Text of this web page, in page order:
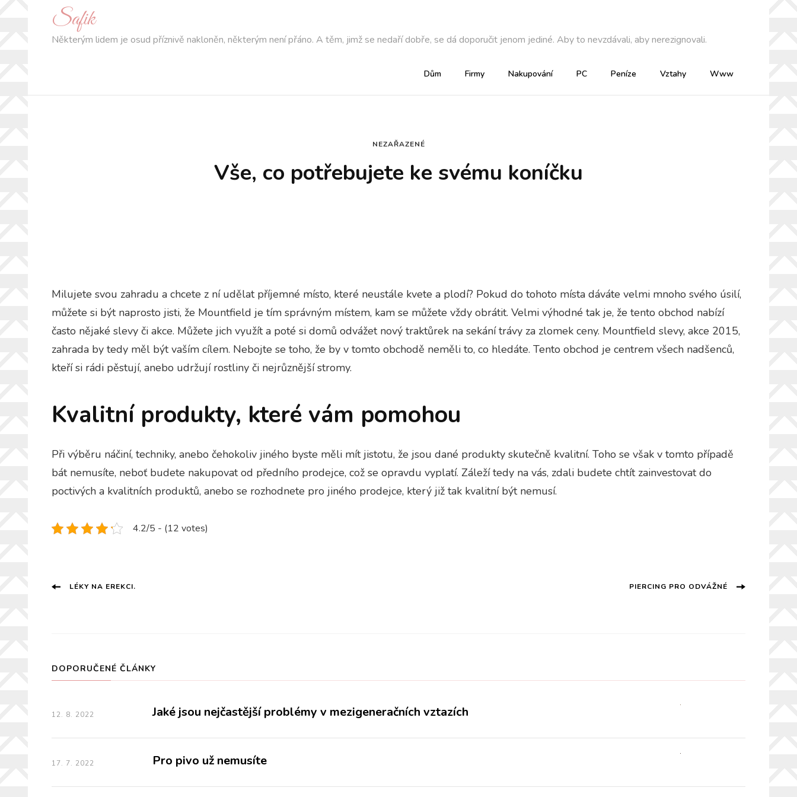
Safik
Některým lidem je osud příznivě nakloněn, některým není přáno. A těm, jimž se nedaří dobře, se dá doporučit jenom jediné. Aby to nevzdávali, aby nerezignovali.
Dům Firmy Nakupování PC Peníze Vztahy Www
NEZAŘAZENÉ
Vše, co potřebujete ke svému koníčku
Milujete svou zahradu a chcete z ní udělat příjemné místo, které neustále kvete a plodí? Pokud do tohoto místa dáváte velmi mnoho svého úsilí,
můžete si být naprosto jisti, že Mountfield je tím správným místem, kam se můžete vždy obrátit. Velmi výhodné tak je, že tento obchod nabízí
často nějaké slevy či akce. Můžete jich využít a poté si domů odvážet nový traktůrek na sekání trávy za zlomek ceny. Mountfield slevy, akce 2015,
zahrada by tedy měl být vaším cílem. Nebojte se toho, že by v tomto obchodě neměli to, co hledáte. Tento obchod je centrem všech nadšenců,
kteří si rádi pěstují, anebo udržují rostliny či nejrůznější stromy.
Kvalitní produkty, které vám pomohou
Při výběru náčiní, techniky, anebo čehokoliv jiného byste měli mít jistotu, že jsou dané produkty skutečně kvalitní. Toho se však v tomto případě
bát nemusíte, neboť budete nakupovat od předního prodejce, což se opravdu vyplatí. Záleží tedy na vás, zdali budete chtít zainvestovat do
poctivých a kvalitních produktů, anebo se rozhodnete pro jiného prodejce, který již tak kvalitní být nemusí.
4.2/5 - (12 votes)
Navigace
LÉKY NA EREKCI. PIERCING PRO ODVÁŽNÉ
DOPORUČENÉ ČLÁNKY
12. 8. 2022 Jaké jsou nejčastější problémy v mezigeneračních vztazích
17. 7. 2022 Pro pivo už nemusíte